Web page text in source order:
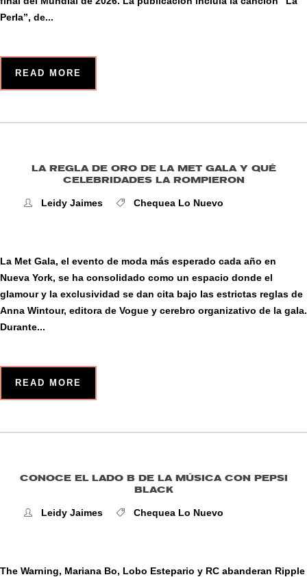
Perla”, de...
READ MORE
LA REGLA DE ORO DE LA MET GALA Y QUÉ
CELEBRIDADES LA ROMPIERON
Leidy Jaimes Chequea Lo Nuevo
La Met Gala, el evento de moda más esperado cada año en
Nueva York, se ha consolidado como un espacio donde el
glamour y la exclusividad se dan cita bajo las estrictas reglas de
Anna Wintour, editora de Vogue y cerebro organizativo de la gala.
Durante...
READ MORE
CONOCE EL LADO B DE LA MÚSICA CON PEPSI
BLACK
Leidy Jaimes Chequea Lo Nuevo
The Warning, Mariana Bo, Lobo Estepario y RC abanderan Ripple